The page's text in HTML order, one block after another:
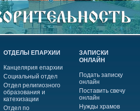
ОТДЕЛЫ ЕПАРХИИ
Канцелярия епархии
Социальный отдел
Отдел религиозного
образования и
катехизации
Отдел по
ЗАПИСКИ
ОНЛАЙН
Подать записку
онлайн
Поставить свечу
онлайн
Нужды храмов